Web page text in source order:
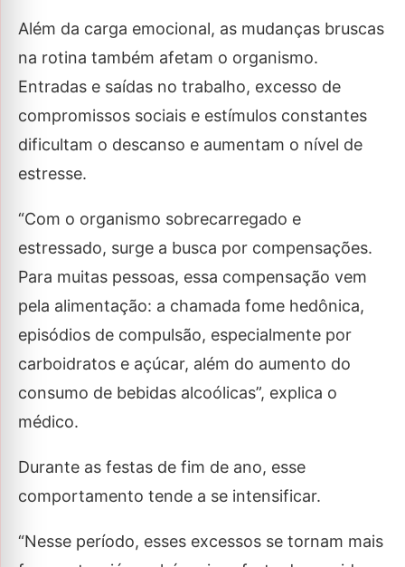
Além da carga emocional, as mudanças bruscas
na rotina também afetam o organismo.
Entradas e saídas no trabalho, excesso de
compromissos sociais e estímulos constantes
dificultam o descanso e aumentam o nível de
estresse.
“Com o organismo sobrecarregado e
estressado, surge a busca por compensações.
Para muitas pessoas, essa compensação vem
pela alimentação: a chamada fome hedônica,
episódios de compulsão, especialmente por
carboidratos e açúcar, além do aumento do
consumo de bebidas alcoólicas”, explica o
médico.
Durante as festas de fim de ano, esse
comportamento tende a se intensificar.
“Nesse período, esses excessos se tornam mais